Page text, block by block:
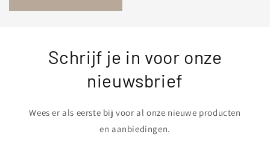
Schrijf je in voor onze
nieuwsbrief
Wees er als eerste bij voor al onze nieuwe producten
en aanbiedingen.